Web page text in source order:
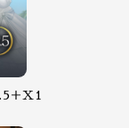
＋X1